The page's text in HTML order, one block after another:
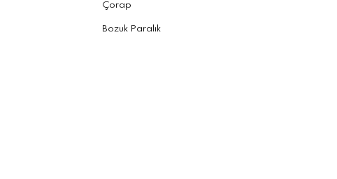
Çorap
Bozuk Paralık